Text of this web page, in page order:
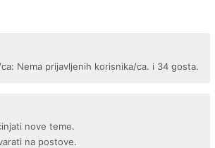
Nema prijavljenih korisnika/ca. i 34 gosta.
nove teme.
na postove.